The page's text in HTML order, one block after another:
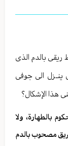
ریقی بالدم الذی
ینـزل الی جوفی
هذا الإشکال؟
بالطهارة، ولا
مصحوب بالدم